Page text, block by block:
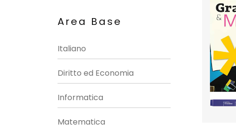
Area Base
Italiano
Diritto ed Economia
Informatica
Matematica